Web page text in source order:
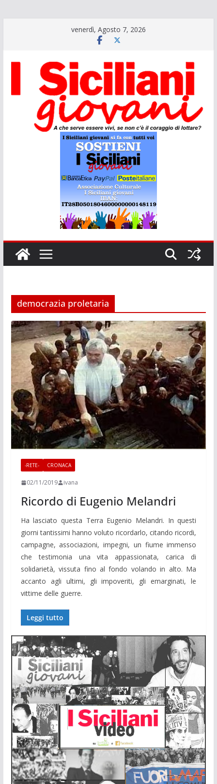
venerdì, Agosto 7, 2026
democrazia proletaria
-RETE- CRONACA
02/11/2019 ivana
Ricordo di Eugenio Melandri
Ha lasciato questa Terra Eugenio Melandri. In questi
giorni tantissimi hanno voluto ricordarlo, citando ricordi,
campagne, associazioni, impegni, un fiume immenso
che testimonia una vita appassionata, carica di
solidarietà, vissuta fino al fondo volando in alto. Ma
accanto agli ultimi, gli impoveriti, gli emarginati, le
vittime delle guerre.
Leggi tutto